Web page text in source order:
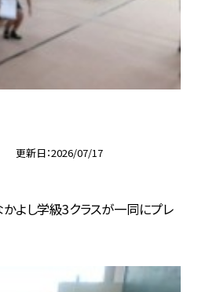
更新日 2026/07/17
よし学級3クラスが一同にプレ